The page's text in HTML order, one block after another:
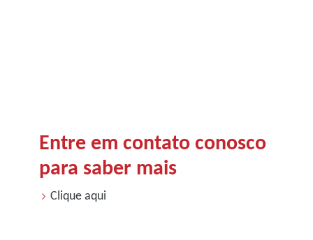
Entre em contato conosco
para saber mais
Clique aqui